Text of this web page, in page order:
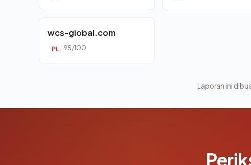
wcs-global.com
PL 95/100
Laporan ini